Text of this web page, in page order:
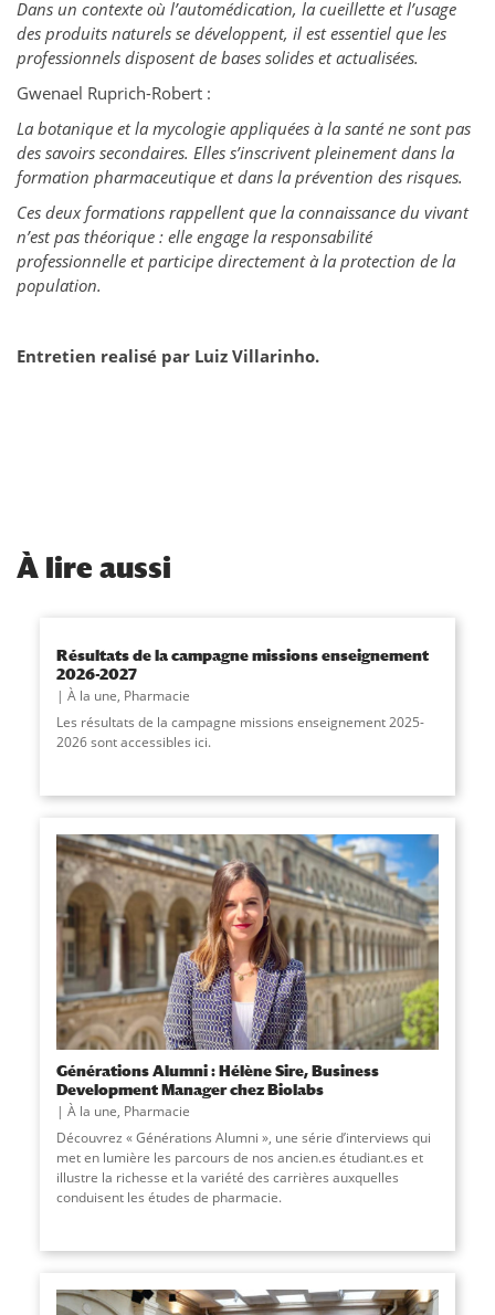
Dans un contexte où l’automédication, la cueillette et l’usage
des produits naturels se développent, il est essentiel que les
professionnels disposent de bases solides et actualisées.
Gwenael Ruprich-Robert :
La botanique et la mycologie appliquées à la santé ne sont pas
des savoirs secondaires. Elles s’inscrivent pleinement dans la
formation pharmaceutique et dans la prévention des risques.
Ces deux formations rappellent que la connaissance du vivant
n’est pas théorique : elle engage la responsabilité
professionnelle et participe directement à la protection de la
population.
Entretien realisé par Luiz Villarinho.
À lire aussi
Résultats de la campagne missions enseignement
2026-2027
À la une, Pharmacie
Les résultats de la campagne missions enseignement 2025-
2026 sont accessibles ici.
Générations Alumni : Hélène Sire, Business
Development Manager chez Biolabs
À la une, Pharmacie
Découvrez « Générations Alumni », une série d’interviews qui
met en lumière les parcours de nos ancien.es étudiant.es et
illustre la richesse et la variété des carrières auxquelles
conduisent les études de pharmacie.